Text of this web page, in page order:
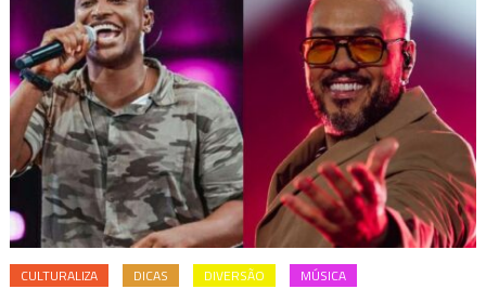
CULTURALIZA DICAS DIVERSÃO MÚSICA